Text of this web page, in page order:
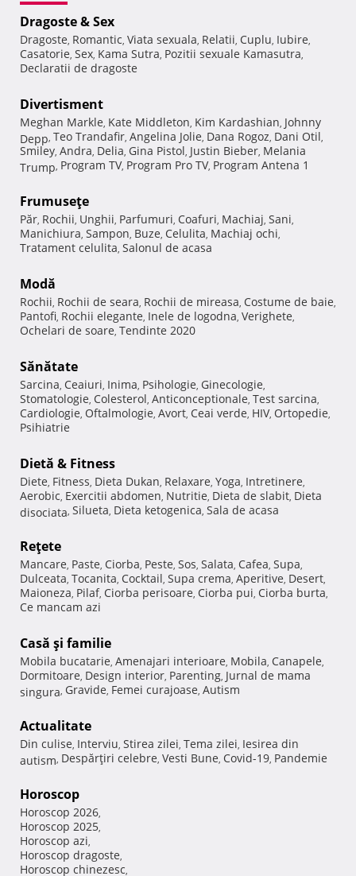
Dragoste & Sex
Dragoste, Romantic, Viata sexuala, Relatii, Cuplu, Iubire,
Casatorie, Sex, Kama Sutra, Pozitii sexuale Kamasutra,
Declaratii de dragoste
Divertisment
Meghan Markle, Kate Middleton, Kim Kardashian, Johnny
Depp, Teo Trandafir, Angelina Jolie, Dana Rogoz, Dani Otil,
Smiley, Andra, Delia, Gina Pistol, Justin Bieber, Melania
Trump, Program TV, Program Pro TV, Program Antena 1
Frumuseţe
Păr, Rochii, Unghii, Parfumuri, Coafuri, Machiaj, Sani,
Manichiura, Sampon, Buze, Celulita, Machiaj ochi,
Tratament celulita, Salonul de acasa
Modă
Rochii, Rochii de seara, Rochii de mireasa, Costume de baie,
Pantofi, Rochii elegante, Inele de logodna, Verighete,
Ochelari de soare, Tendinte 2020
Sănătate
Sarcina, Ceaiuri, Inima, Psihologie, Ginecologie,
Stomatologie, Colesterol, Anticonceptionale, Test sarcina,
Cardiologie, Oftalmologie, Avort, Ceai verde, HIV, Ortopedie,
Psihiatrie
Dietă & Fitness
Diete, Fitness, Dieta Dukan, Relaxare, Yoga, Intretinere,
Aerobic, Exercitii abdomen, Nutritie, Dieta de slabit, Dieta
disociata, Silueta, Dieta ketogenica, Sala de acasa
Reţete
Mancare, Paste, Ciorba, Peste, Sos, Salata, Cafea, Supa,
Dulceata, Tocanita, Cocktail, Supa crema, Aperitive, Desert,
Maioneza, Pilaf, Ciorba perisoare, Ciorba pui, Ciorba burta,
Ce mancam azi
Casă şi familie
Mobila bucatarie, Amenajari interioare, Mobila, Canapele,
Dormitoare, Design interior, Parenting, Jurnal de mama
singura, Gravide, Femei curajoase, Autism
Actualitate
Din culise, Interviu, Stirea zilei, Tema zilei, Iesirea din
autism, Despărţiri celebre, Vesti Bune, Covid-19, Pandemie
Horoscop
Horoscop 2026,
Horoscop 2025,
Horoscop azi,
Horoscop dragoste,
Horoscop chinezesc,